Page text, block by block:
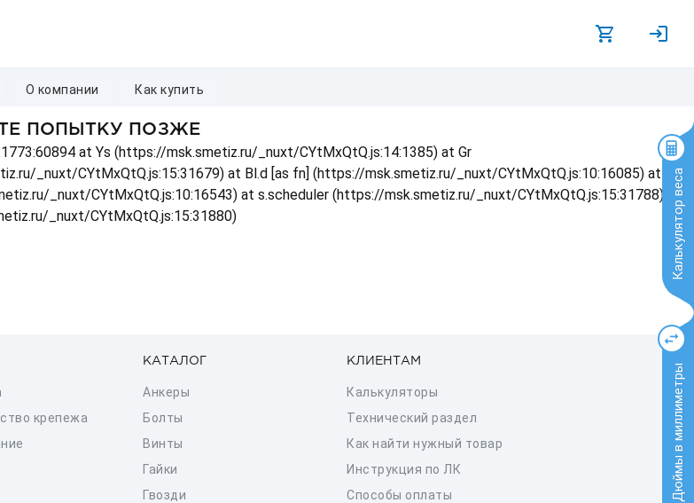
Калькулятор веса
Дюймы в миллиметры
о компании как купить
ПОПЫТКУ ПОЗЖЕ
at Ys (https://msk.smetiz.ru/_nuxt/CYtMxQtQ.js:14:1385) at Gr
_nuxt/CYtMxQtQ.js:15:31679) at Bl.d [as fn] (https://msk.smetiz.ru/_nuxt/CYtMxQtQ.js:10:16085) at
_nuxt/CYtMxQtQ.js:10:16543) at s.scheduler (https://msk.smetiz.ru/_nuxt/CYtMxQtQ.js:15:31788) at
_nuxt/CYtMxQtQ.js:15:31880)
крепежа
КАТАЛОГ
Анкеры
Болты
Винты
Гайки
Гвозди
КЛИЕНТАМ
Калькуляторы
Технический раздел
Как найти нужный товар
Инструкция по ЛК
Способы оплаты